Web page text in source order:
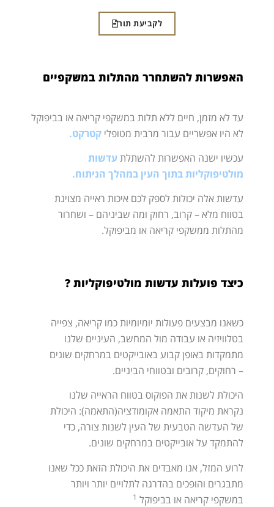
לקביעת תור
האפשרות להשתחרר מהתלות במשקפיים
עד לא מזמן, חיים ללא תלות במשקפי קריאה או בביפוקל
לא היו אפשריים עבור מרבית מטופלי קטרקט.
עכשיו ישנה האפשרות להשתלתעדשות
מולטיפוקליות בתוך העין במהלך הניתוח.
עדשות אלה יכולות לספק לכם איכות ראייה מצוינת
בטווח מלא – קרוב, רחוק ומה שביניהם – ושחרור
מהתלות ממשקפי קריאה או מביפוקל.
כיצד פועלות עדשות מולטיפוקליות ?
כשאנו מבצעים פעולות יומיומיות כמו קריאה, צפייה
בטלוויזיה או עבודה מול המחשב, העיניים שלנו
מתמקדות באופן קבוע באובייקטים במרחקים שונים
– רחוקים, קרובים ובטווחי הביניים.
היכולת לשנות את הפוקוס בטווח הראייה שלנו
נקראת מיקוד התאמה אקומודציה(התאמה): היכולת
של העדשה הטבעית של העין לשנות צורה, כדי
להתמקד על אובייקטים במרחקים שונים.
לרוע המזל, אנו מאבדים את היכולת הזאת ככל שאנו
מתבגרים והופכים בהדרגה לתלויים יותר ויותר
במשקפי קריאה או בביפוקל 1